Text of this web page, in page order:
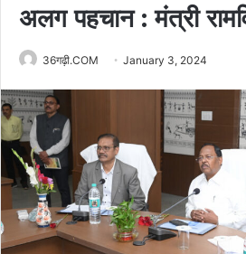
अलग पहचान : मंत्री
36गढ़ी.COM January 3, 2024